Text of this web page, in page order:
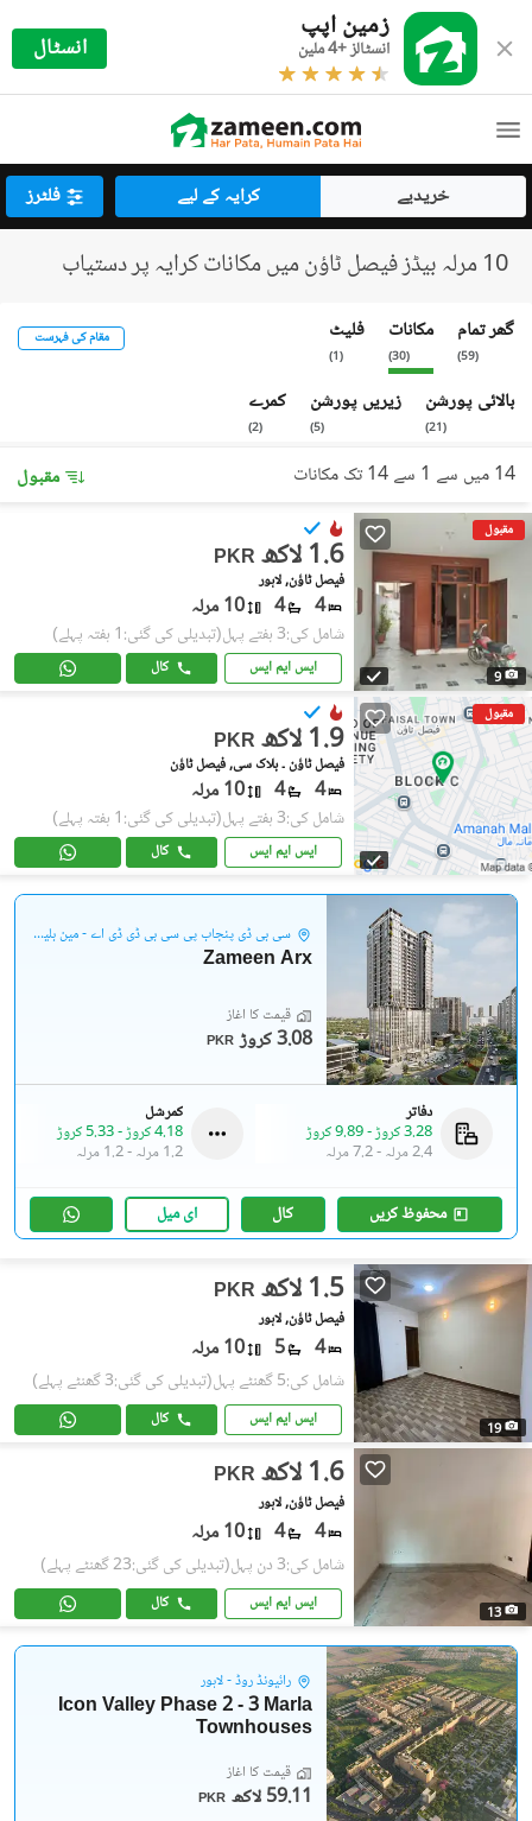
زمین اپپ
انسٹالز +4 ملین انسٹال
خریدیے کرایہ کے لیے فلٹرز
10 مرلہ بیڈز فیصل ٹاؤن میں مکانات کرایہ پر دستیاب
گھر تمام
(
59
)
مکانات
(
30
)
فلیٹ
(
1
)
بالائی پورشن
(
21
)
زیریں پورشن
(
5
)
کمرے
(
2
)
مقام کی فہرست
14 میں سے 1 سے 14 تک مکانات مقبول
مقبول
9
PKR 1.6 لاکھ
فیصل ٹاؤن, لاہور
4
4 10 مرلہ
شامل کی:3 ہفتے پہل (تبدیلی کی گئی:1 ہفتہ پہلے)
ایس ایم ایس کال
مقبول
PKR 1.9 لاکھ
فیصل ٹاؤن ۔ بلاک سی, فیصل ٹاؤن
4
4 10 مرلہ
شامل کی:3 ہفتے پہل (تبدیلی کی گئی:1 ہفتہ پہلے)
ایس ایم ایس کال
سی بی ڈی پنجاب پی سی بی ڈی ڈی اے - مین بلیوارڈ گلبرگ
Zameen Arx
قیمت کا آغاز
PKR 3.08 کروڑ
دفاتر
3.28 کروڑ
-9.89 کروڑ
2.4 مرلہ
-7.2 مرلہ
کمرشل
4.18 کروڑ
-5.33 کروڑ
1.2 مرلہ
-1.2 مرلہ
محفوظ کریں کال ای میل
19
PKR 1.5 لاکھ
فیصل ٹاؤن, لاہور
4
5 10 مرلہ
شامل کی:5 گھنٹے پہل (تبدیلی کی گئی:3 گھنٹے پہلے)
ایس ایم ایس کال
13
PKR 1.6 لاکھ
فیصل ٹاؤن, لاہور
4
4 10 مرلہ
شامل کی:3 دن پہل (تبدیلی کی گئی:23 گھنٹے پہلے)
ایس ایم ایس کال
رائیونڈ روڈ - لاہور
Icon Valley Phase 2 - 3 Marla
Townhouses
قیمت کا آغاز
PKR 59.11 لاکھ